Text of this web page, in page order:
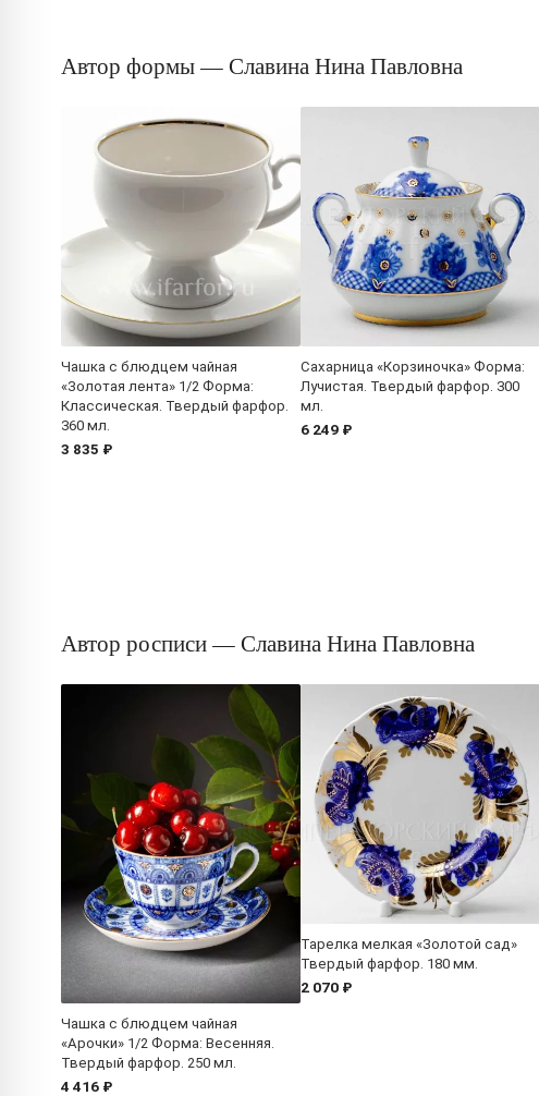
Автор формы — Славина Нина Павловна
Чашка с блюдцем чайная
«Золотая лента» 1/2 Форма:
Классическая. Твердый фарфор.
360 мл.
3 835 ₽
Сахарница «Корзиночка» Форма:
Лучистая. Твердый фарфор. 300
мл.
6 249 ₽
Автор росписи — Славина Нина Павловна
Чашка с блюдцем чайная
«Арочки» 1/2 Форма: Весенняя.
Твердый фарфор. 250 мл.
4 416 ₽
Тарелка мелкая «Золотой сад»
Твердый фарфор. 180 мм.
2 070 ₽